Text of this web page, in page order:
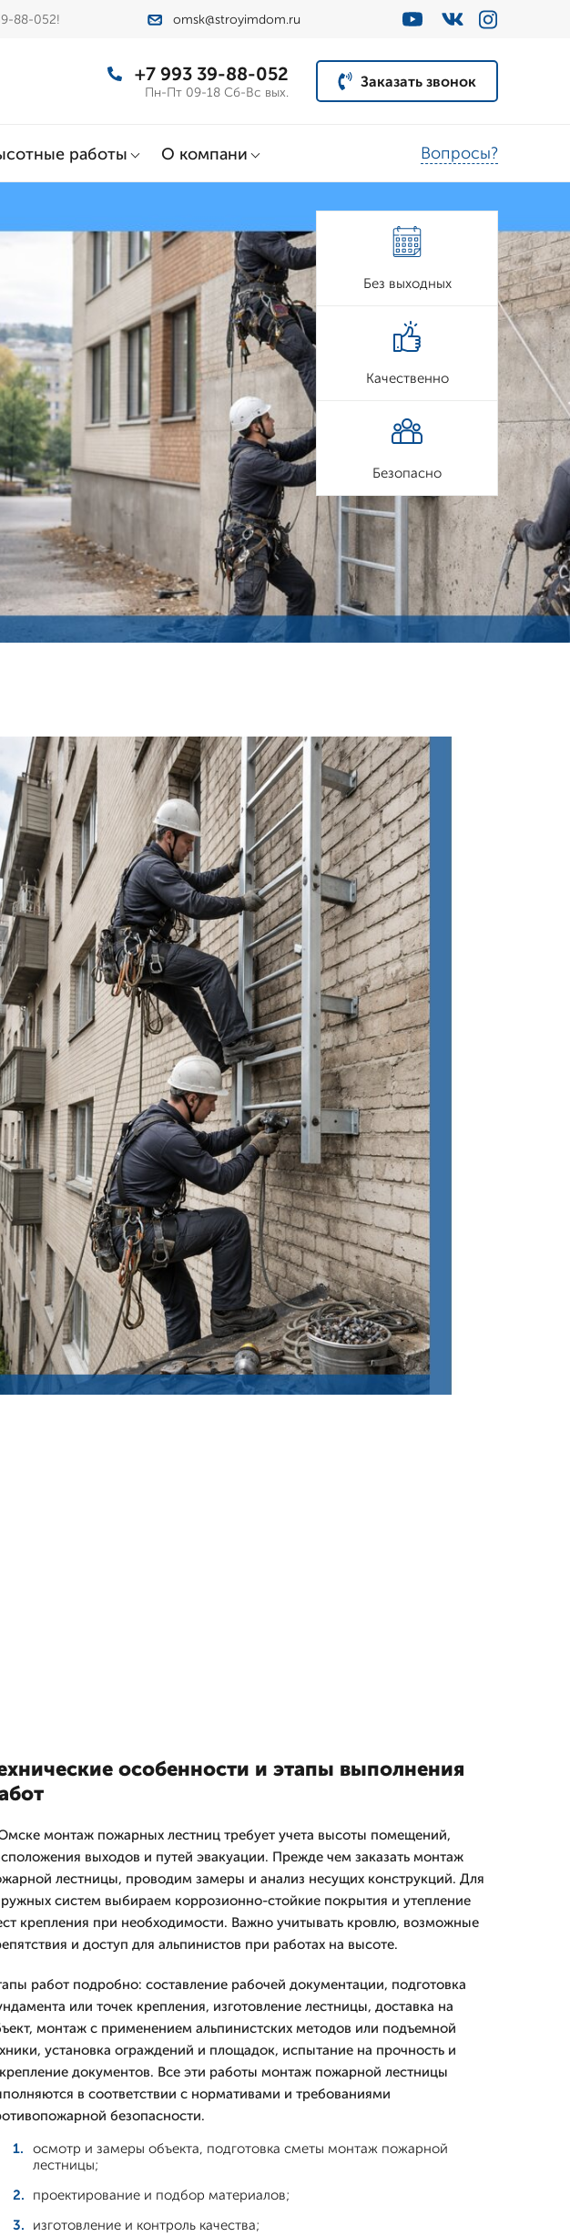
88-052! omsk@stroyimdom.ru
+7 993 39-88-052
Пн-Пт 09-18 Сб-Вс вых.
Заказать звонок
работы О компани Вопросы?
Без выходных
Качественно
Безопасно
особенности и этапы выполнения
монтаж пожарных лестниц требует учета высоты помещений,
выходов и путей эвакуации. Прежде чем заказать монтаж
лестницы, проводим замеры и анализ несущих конструкций. Для
систем выбираем коррозионно-стойкие покрытия и утепление
крепления при необходимости. Важно учитывать кровлю, возможные
и доступ для альпинистов при работах на высоте.
работ подробно: составление рабочей документации, подготовка
или точек крепления, изготовление лестницы, доставка на
монтаж с применением альпинистских методов или подъемной
установка ограждений и площадок, испытание на прочность и
документов. Все эти работы монтаж пожарной лестницы
в соответствии с нормативами и требованиями
безопасности.
осмотр и замеры объекта, подготовка сметы монтаж пожарной
лестницы;
проектирование и подбор материалов;
изготовление и контроль качества;